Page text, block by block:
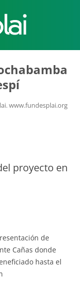
www.fundesplai.org
proyecto en
de
Cañas donde
hasta el